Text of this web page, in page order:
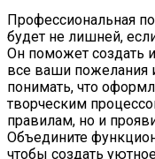
Профессиональная
будет не лишней,
Он поможет создать
все ваши пожелания
понимать, что
творческим
правилам, но и
Объедините
чтобы создать